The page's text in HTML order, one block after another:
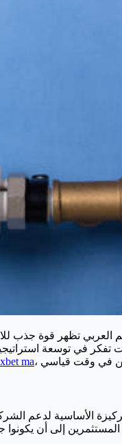
تظهر قوة جذب
تفكر في توسعة
1xbet ma
الأساسية لدعم
المستثمرين إلى أن